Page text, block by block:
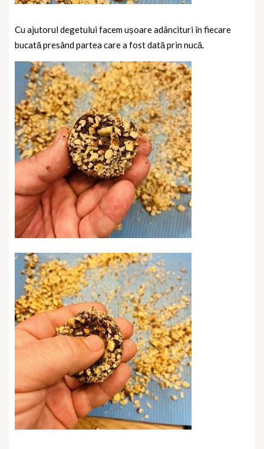
Cu ajutorul degetului facem ușoare adâncituri în fiecare
bucată presând partea care a fost dată prin nucă.